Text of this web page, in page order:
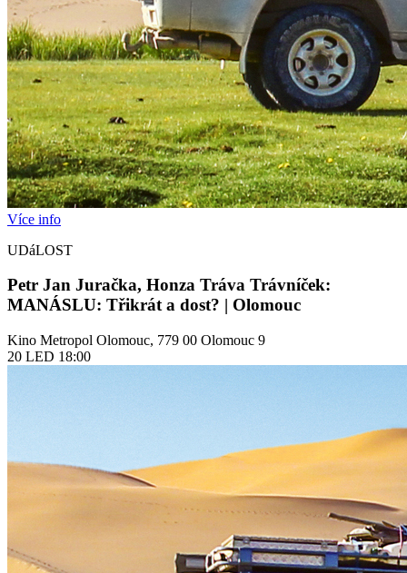
Více info
UDáLOST
Petr Jan Juračka, Honza Tráva Trávníček:
MANÁSLU: Třikrát a dost? | Olomouc
Kino Metropol Olomouc, 779 00 Olomouc 9
20 LED 18:00